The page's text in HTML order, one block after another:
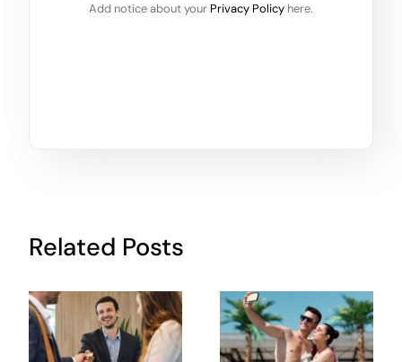
Add notice about your Privacy Policy here.
Related Posts